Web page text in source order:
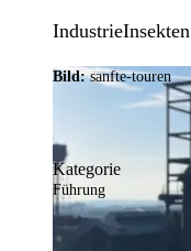
Bild:sanfte-touren
Kategorie
Führung